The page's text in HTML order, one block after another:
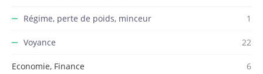
Régime, perte de poids, minceur 1
Voyance 22
Economie, Finance 6